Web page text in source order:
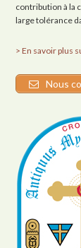
contribution à la
large tolérance
> En savoir plus
Nous